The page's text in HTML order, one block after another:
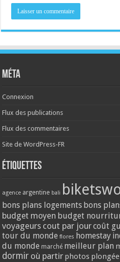
Méta
Connexion
Flux des publications
Flux des commentaires
Site de WordPress-FR
Étiquettes
agence argentine bali
bons plans logements bons
budget moyen budget
voyageurs cout par jourcoût
tour du monde flores homestay
du monde marché meilleur plan
dormir où partir photos plongée